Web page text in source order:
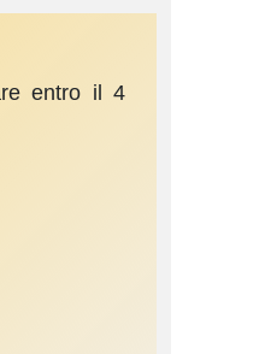
entro il 4